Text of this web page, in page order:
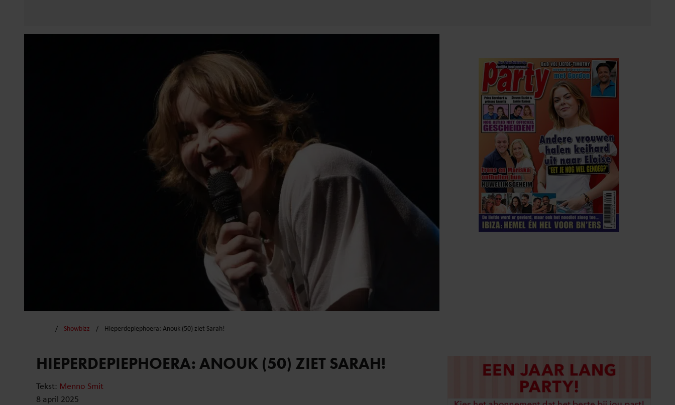
Showbizz Hieperdepiephoera: Anouk (50) ziet Sarah!
HIEPERDEPIEPHOERA: ANOUK (50) ZIET SARAH!
Tekst: Menno Smit
8 april 2025